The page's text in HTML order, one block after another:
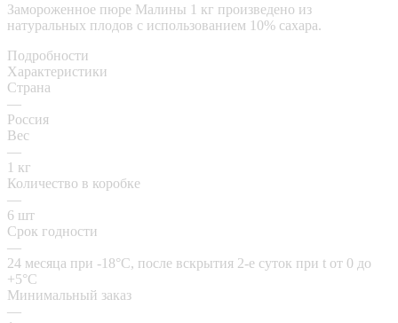
Замороженное пюре Малины 1 кг произведено из
натуральных плодов с использованием 10% сахара.
Подробности
Характеристики
Страна
—
Россия
Вес
—
1 кг
Количество в коробке
—
6 шт
Срок годности
—
24 месяца при -18°C, после вскрытия 2-е суток при t от 0 до
+5°C
Минимальный заказ
—